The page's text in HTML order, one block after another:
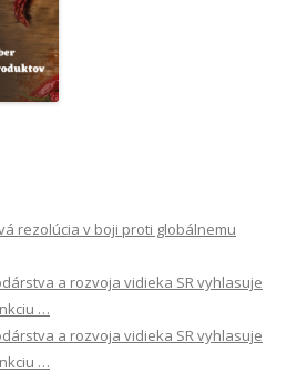
rezolúcia v boji proti globálnemu
a rozvoja vidieka SR vyhlasuje
…
a rozvoja vidieka SR vyhlasuje
…